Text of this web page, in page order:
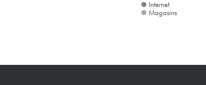
Internet
Magasins